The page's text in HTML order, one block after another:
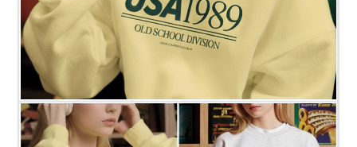
프 하세요!